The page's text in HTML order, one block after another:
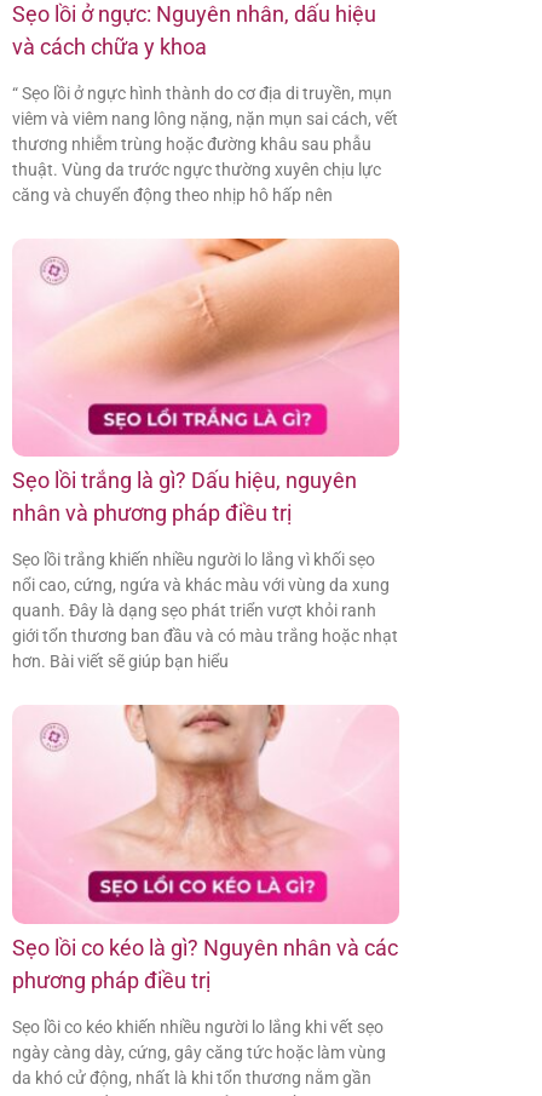
Sẹo lồi ở ngực: Nguyên nhân, dấu hiệu
và cách chữa y khoa
“ Sẹo lồi ở ngực hình thành do cơ địa di truyền, mụn
viêm và viêm nang lông nặng, nặn mụn sai cách, vết
thương nhiễm trùng hoặc đường khâu sau phẫu
thuật. Vùng da trước ngực thường xuyên chịu lực
căng và chuyển động theo nhịp hô hấp nên
Sẹo lồi trắng là gì? Dấu hiệu, nguyên
nhân và phương pháp điều trị
Sẹo lồi trắng khiến nhiều người lo lắng vì khối sẹo
nổi cao, cứng, ngứa và khác màu với vùng da xung
quanh. Đây là dạng sẹo phát triển vượt khỏi ranh
giới tổn thương ban đầu và có màu trắng hoặc nhạt
hơn. Bài viết sẽ giúp bạn hiểu
Sẹo lồi co kéo là gì? Nguyên nhân và các
phương pháp điều trị
Sẹo lồi co kéo khiến nhiều người lo lắng khi vết sẹo
ngày càng dày, cứng, gây căng tức hoặc làm vùng
da khó cử động, nhất là khi tổn thương nằm gần